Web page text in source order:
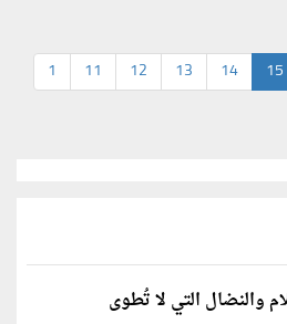
1 11 12 13 14 15
والنضال التي لا تُطوى